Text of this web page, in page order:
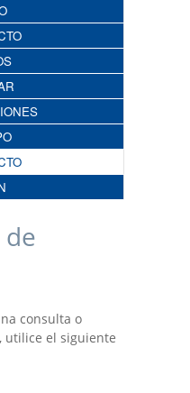
consulta o
utilice el siguiente